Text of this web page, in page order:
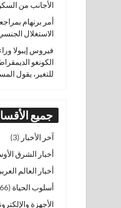
الأجانب من
أمر برنهام
الاستغلال
فيروس إيبولا
الكونغو
للتغير، يقول
جميع
آخر الأخبار (3)
أخبار الشرق
أخبار العالم
أسلوب الحياة (566)
الأجهزة